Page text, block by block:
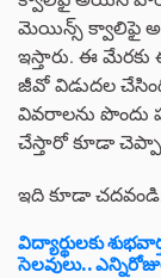
మెయిన్స్ క్వాలిఫై
ఇస్తారు. ఈ మేరకు
జీవో విడుదల
వివరాలను పొందు
చేస్తారో కూడా
ఇది కూడా
విద్యార్థులకు
సెలవులు..